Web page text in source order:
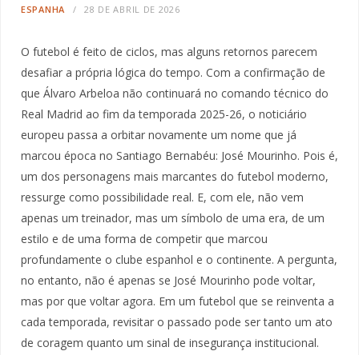
ESPANHA 28 DE ABRIL DE 2026
O futebol é feito de ciclos, mas alguns retornos parecem
desafiar a própria lógica do tempo. Com a confirmação de
que Álvaro Arbeloa não continuará no comando técnico do
Real Madrid ao fim da temporada 2025-26, o noticiário
europeu passa a orbitar novamente um nome que já
marcou época no Santiago Bernabéu: José Mourinho. Pois é,
um dos personagens mais marcantes do futebol moderno,
ressurge como possibilidade real. E, com ele, não vem
apenas um treinador, mas um símbolo de uma era, de um
estilo e de uma forma de competir que marcou
profundamente o clube espanhol e o continente. A pergunta,
no entanto, não é apenas se José Mourinho pode voltar,
mas por que voltar agora. Em um futebol que se reinventa a
cada temporada, revisitar o passado pode ser tanto um ato
de coragem quanto um sinal de insegurança institucional.